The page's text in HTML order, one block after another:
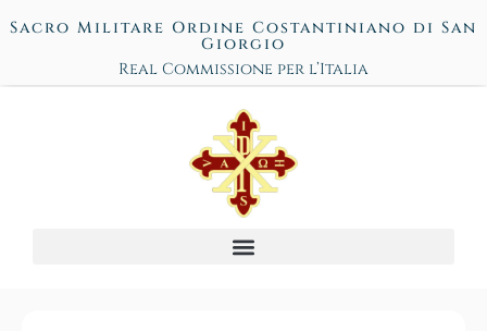
Sacro Militare Ordine Costantiniano di San
Giorgio
Real Commissione per l’Italia